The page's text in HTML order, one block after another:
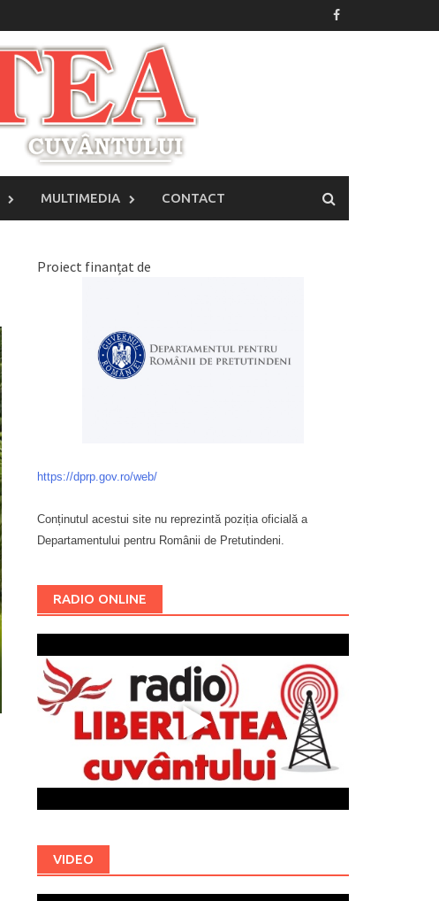
MULTIMEDIA CONTACT
Proiect finanțat de
https://dprp.gov.ro/web/
Conținutul acestui site nu reprezintă poziția oficială a
Departamentului pentru Românii de Pretutindeni.
RADIO ONLINE
VIDEO